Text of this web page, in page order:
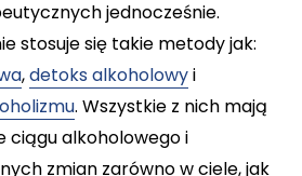
jednocześnie.
stosuje się takie metody jak:
,detoks alkoholowyi
. Wszystkie z nich mają
ciągu alkoholowego i
zmian zarówno w ciele, jak